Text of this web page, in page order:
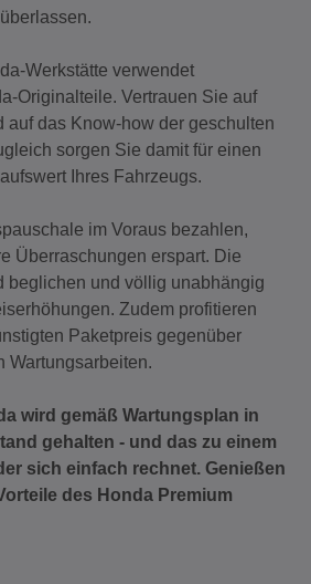
Werkstätte verwendet
Originalteile. Vertrauen Sie auf
auf das Know-how der geschulten
sorgen Sie damit für einen
Ihres Fahrzeugs.
im Voraus bezahlen,
Überraschungen erspart. Die
beglichen und völlig unabhängig
Zudem profitieren
Paketpreis gegenüber
Wartungsarbeiten.
wird gemäß Wartungsplan in
gehalten - und das zu einem
sich einfach rechnet. Genießen
des Honda Premium